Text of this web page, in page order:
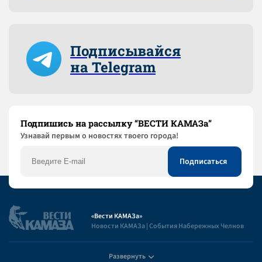
Подписывайся
на Telegram
Подпишись на рассылку “ВЕСТИ КАМАЗа”
Узнaвай первым о новостях твоего города!
«Вести КАМАЗа»
Новости КАМАЗа | События Набережных Челнов
Развернуть